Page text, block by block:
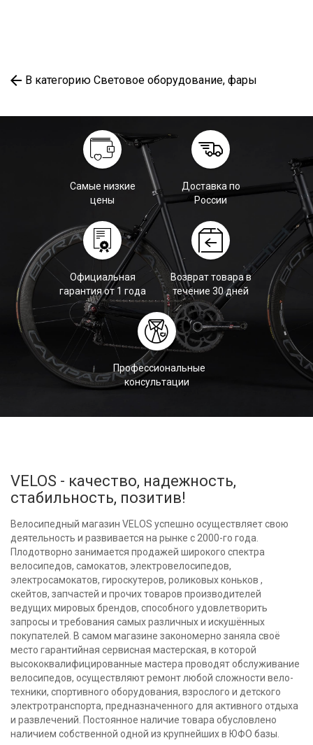
В категорию Световое оборудование, фары
Самые низкие
цены
Доставка по
России
Официальная
гарантия от 1 года
Возврат товара в
течение 30 дней
Профессиональные
консультации
VELOS - качество, надежность,
стабильность, позитив!
Велосипедный магазин VELOS успешно осуществляет свою
деятельность и развивается на рынке с 2000-го года.
Плодотворно занимается продажей широкого спектра
велосипедов, самокатов, электровелосипедов,
электросамокатов, гироскутеров, роликовых коньков ,
скейтов, запчастей и прочих товаров производителей
ведущих мировых брендов, способного удовлетворить
запросы и требования самых различных и искушённых
покупателей. В самом магазине закономерно заняла своё
место гарантийная сервисная мастерская, в которой
высококвалифицированные мастера проводят обслуживание
велосипедов, осуществляют ремонт любой сложности вело-
техники, спортивного оборудования, взрослого и детского
электротранспорта, предназначенного для активного отдыха
и развлечений. Постоянное наличие товара обусловлено
наличием собственной одной из крупнейших в ЮФО базы.